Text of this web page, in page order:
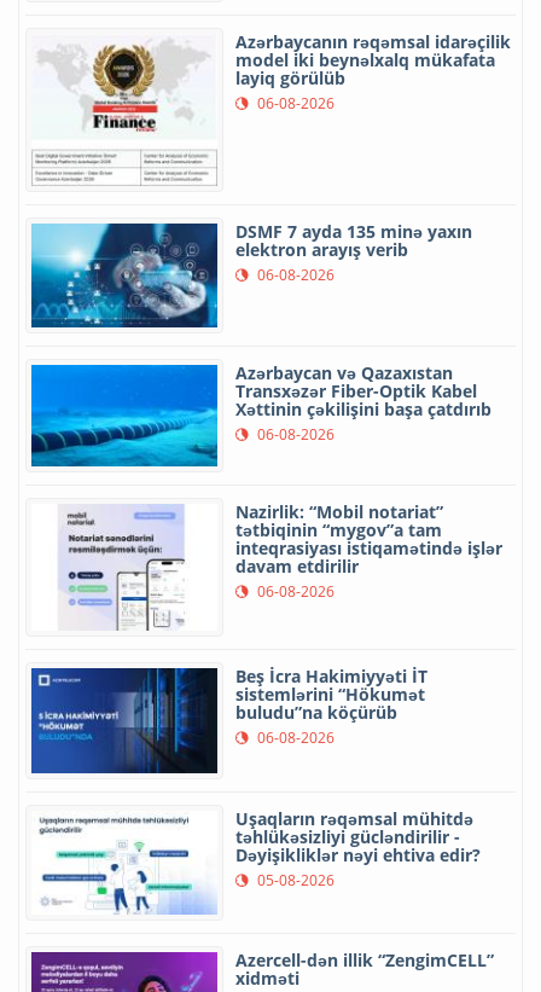
Azərbaycanın rəqəmsal idarəçilik
model iki beynəlxalq mükafata
layiq görülüb
06-08-2026
DSMF 7 ayda 135 minə yaxın
elektron arayış verib
06-08-2026
Azərbaycan və Qazaxıstan
Transxəzər Fiber-Optik Kabel
Xəttinin çəkilişini başa çatdırıb
06-08-2026
Nazirlik: “Mobil notariat”
tətbiqinin “mygov”a tam
inteqrasiyası istiqamətində işlər
davam etdirilir
06-08-2026
Beş İcra Hakimiyyəti İT
sistemlərini “Hökumət
buludu”na köçürüb
06-08-2026
Uşaqların rəqəmsal mühitdə
təhlükəsizliyi gücləndirilir -
Dəyişikliklər nəyi ehtiva edir?
05-08-2026
Azercell-dən illik “ZengimCELL”
xidməti